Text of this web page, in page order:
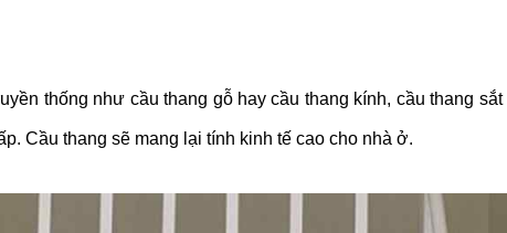
thống như cầu thang gỗ hay cầu thang kính, cầu thang
Cầu thang sẽ mang lại tính kinh tế cao cho nhà ở.